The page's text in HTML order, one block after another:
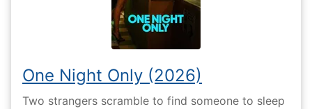
One Night Only (2026)
Two strangers scramble to find someone to sleep